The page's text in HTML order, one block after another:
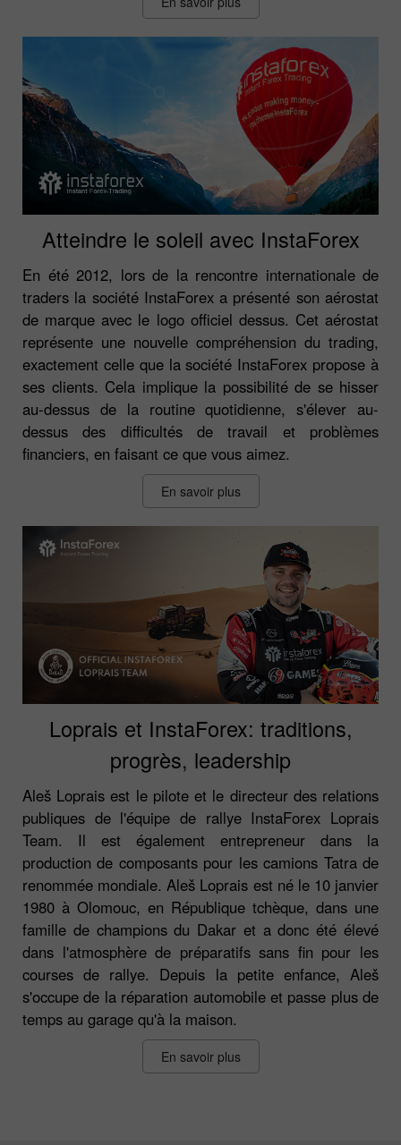
Atteindre le soleil avec InstaForex
En été 2012, lors de la rencontre internationale de
traders la société InstaForex a présenté son aérostat
de marque avec le logo officiel dessus. Cet aérostat
représente une nouvelle compréhension du trading,
exactement celle que la société InstaForex propose à
ses clients. Cela implique la possibilité de se hisser
au-dessus de la routine quotidienne, s'élever au-
dessus des difficultés de travail et problèmes
financiers, en faisant ce que vous aimez.
En savoir plus
Loprais et InstaForex: traditions,
progrès, leadership
Aleš Loprais est le pilote et le directeur des relations
publiques de l'équipe de rallye InstaForex Loprais
Team. Il est également entrepreneur dans la
production de composants pour les camions Tatra de
renommée mondiale. Aleš Loprais est né le 10 janvier
1980 à Olomouc, en République tchèque, dans une
famille de champions du Dakar et a donc été élevé
dans l'atmosphère de préparatifs sans fin pour les
courses de rallye. Depuis la petite enfance, Aleš
s'occupe de la réparation automobile et passe plus de
temps au garage qu'à la maison.
En savoir plus